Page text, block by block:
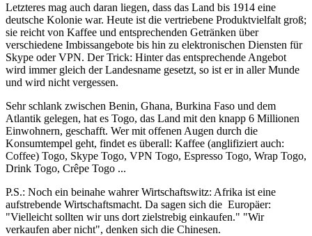
Letzteres mag auch daran liegen, dass das Land bis 1914 eine
deutsche Kolonie war. Heute ist die vertriebene Produktvielfalt groß;
sie reicht von Kaffee und entsprechenden Getränken über
verschiedene Imbissangebote bis hin zu elektronischen Diensten für
Skype oder VPN. Der Trick: Hinter das entsprechende Angebot
wird immer gleich der Landesname gesetzt, so ist er in aller Munde
und wird nicht vergessen.
Sehr schlank zwischen Benin, Ghana, Burkina Faso und dem
Atlantik gelegen, hat es Togo, das Land mit den knapp 6 Millionen
Einwohnern, geschafft. Wer mit offenen Augen durch die
Konsumtempel geht, findet es überall: Kaffee (anglifiziert auch:
Coffee) Togo, Skype Togo, VPN Togo, Espresso Togo, Wrap Togo,
Drink Togo, Crêpe Togo ...
P.S.: Noch ein beinahe wahrer Wirtschaftswitz: Afrika ist eine
aufstrebende Wirtschaftsmacht. Da sagen sich die Europäer:
"Vielleicht sollten wir uns dort zielstrebig einkaufen." "Wir
verkaufen aber nicht", denken sich die Chinesen.